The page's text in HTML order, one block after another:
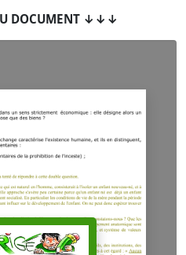
DOCUMENT ↓↓↓